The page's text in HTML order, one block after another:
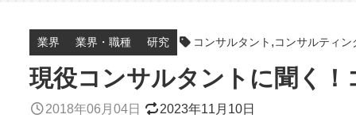
業界 業界・職種 研究 コンサルタント ,コンサルティン
現役コンサルタントに聞く！
2018年06月04日 2023年11月10日